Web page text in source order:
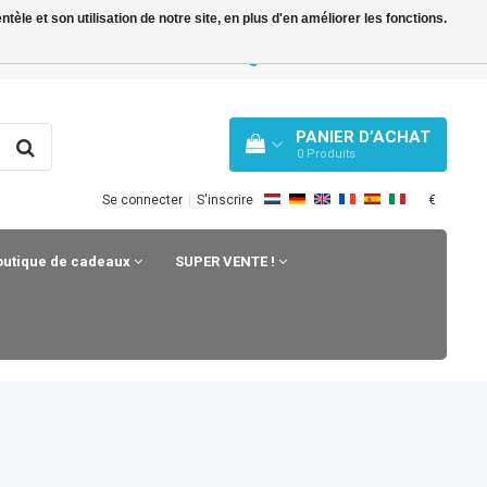
BLOG WHATSAPP: +31 33 258 43 43
PANIER D’ACHAT
0 Produits
Se connecter S'inscrire €
de cadeaux SUPER VENTE !
et son utilisation de notre site, en plus d'en améliorer les fonctions.